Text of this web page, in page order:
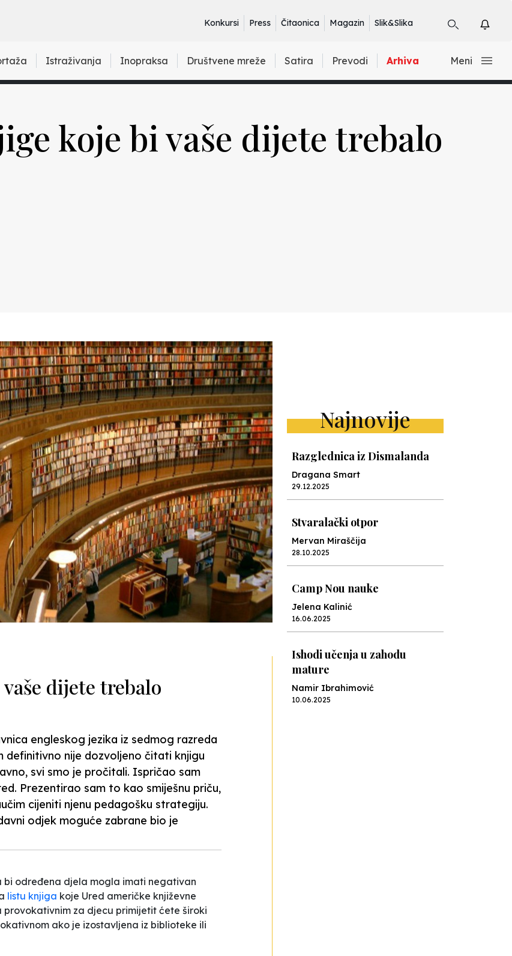
Konkursi Press Čitaonica Magazin Slik&Slika
Istraživanja Inopraksa Društvene mreže Satira Prevodi Arhiva Meni
koje bi vaše dijete trebalo
dijete trebalo
engleskog jezika iz sedmog razreda
definitivno nije dozvoljeno čitati knjigu
svi smo je pročitali. Ispričao sam
Prezentirao sam to kao smiješnu priču,
cijeniti njenu pedagošku strategiju.
odjek moguće zabrane bio je
bi određena djela mogla imati negativan
listu knjiga koje Ured američke književne
provokativnim za djecu primijetit ćete široki
ako je izostavljena iz biblioteke ili
Najnovije
Razglednica iz Dismalanda
Dragana Smart
29.12.2025
Stvaralački otpor
Mervan Miraščija
28.10.2025
Camp Nou nauke
Jelena Kalinić
16.06.2025
Ishodi učenja u zahodu
mature
Namir Ibrahimović
10.06.2025